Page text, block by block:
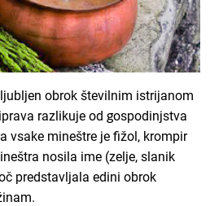
obrok številnim istrijanom
razlikuje od gospodinjstva
vsake mineštre je fižol, krompir
nosila ime (zelje, slanik
predstavljala edini obrok